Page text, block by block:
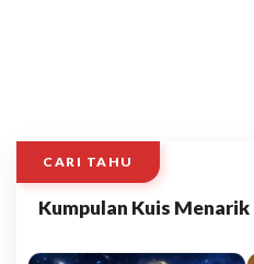
CARI TAHU
Kumpulan Kuis Menarik